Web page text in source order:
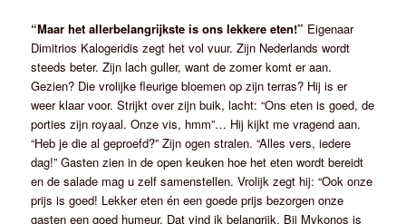
“Maar het allerbelangrijkste is ons lekkere eten!” Eigenaar
Dimitrios Kalogeridis zegt het vol vuur. Zijn Nederlands wordt
steeds beter. Zijn lach guller, want de zomer komt er aan.
Gezien? Die vrolijke fleurige bloemen op zijn terras? Hij is er
weer klaar voor. Strijkt over zijn buik, lacht: “Ons eten is goed, de
porties zijn royaal. Onze vis, hmm”… Hij kijkt me vragend aan.
“Heb je die al geproefd?” Zijn ogen stralen. “Alles vers, iedere
dag!” Gasten zien in de open keuken hoe het eten wordt bereidt
en de salade mag u zelf samenstellen. Vrolijk zegt hij: “Ook onze
prijs is goed! Lekker eten én een goede prijs bezorgen onze
gasten een goed humeur. Dat vind ik belangrijk. Bij Mykonos is